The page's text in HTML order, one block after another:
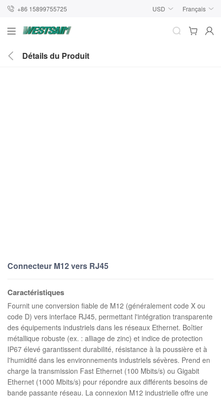
+86 15899755725 USD Français
Détails du Produit
Connecteur M12 vers RJ45
Caractéristiques
Fournit une conversion fiable de M12 (généralement code X ou
code D) vers interface RJ45, permettant l'intégration transparente
des équipements industriels dans les réseaux Ethernet. Boîtier
métallique robuste (ex. : alliage de zinc) et indice de protection
IP67 élevé garantissent durabilité, résistance à la poussière et à
l'humidité dans les environnements industriels sévères. Prend en
charge la transmission Fast Ethernet (100 Mbits/s) ou Gigabit
Ethernet (1000 Mbits/s) pour répondre aux différents besoins de
bande passante réseau. La connexion M12 industrielle offre une